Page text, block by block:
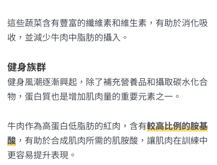
這些蔬菜含有豐富的纖維素和維生素，有助於消化吸
收，並減少牛肉中脂肪的攝入。
健身族群
健身風潮逐漸興起，除了補充營養品和攝取碳水化合
物，蛋白質也是增加肌肉量的重要元素之一。
牛肉作為高蛋白低脂肪的紅肉，含有較高比例的胺基
酸 ，有助於合成肌肉所需的肌胺酸，讓肌肉在訓練中
更容易提升表現。